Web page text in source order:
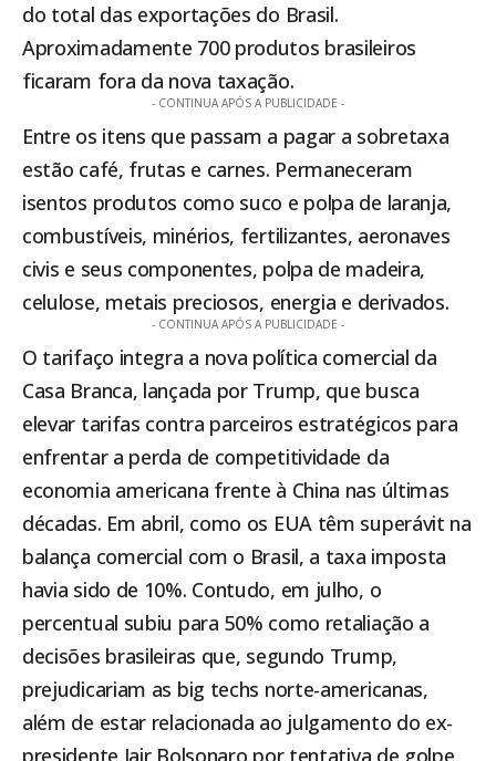
do total das exportações do Brasil.
Aproximadamente 700 produtos brasileiros
ficaram fora da nova taxação.
- CONTINUA APÓS A PUBLICIDADE -
Entre os itens que passam a pagar a sobretaxa
estão café, frutas e carnes. Permaneceram
isentos produtos como suco e polpa de laranja,
combustíveis, minérios, fertilizantes, aeronaves
civis e seus componentes, polpa de madeira,
celulose, metais preciosos, energia e derivados.
- CONTINUA APÓS A PUBLICIDADE -
O tarifaço integra a nova política comercial da
Casa Branca, lançada por Trump, que busca
elevar tarifas contra parceiros estratégicos para
enfrentar a perda de competitividade da
economia americana frente à China nas últimas
décadas. Em abril, como os EUA têm superávit na
balança comercial com o Brasil, a taxa imposta
havia sido de 10%. Contudo, em julho, o
percentual subiu para 50% como retaliação a
decisões brasileiras que, segundo Trump,
prejudicariam as big techs norte-americanas,
além de estar relacionada ao julgamento do ex-
presidente Jair Bolsonaro por tentativa de golpe